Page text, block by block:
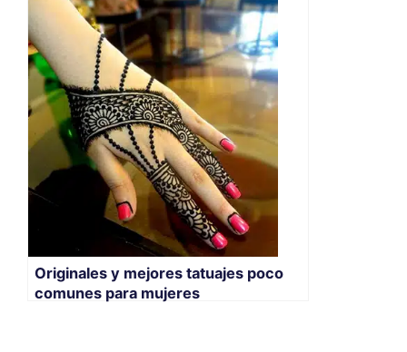
Originales y mejores tatuajes poco
comunes para mujeres